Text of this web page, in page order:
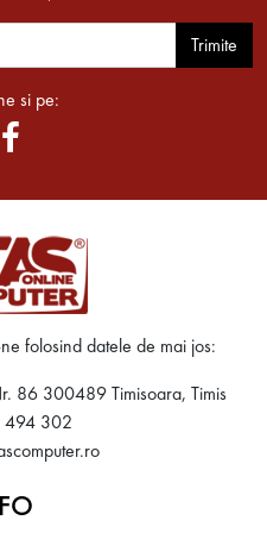
Trimite
si pe:
folosind datele de mai jos:
86 300489 Timisoara, Timis
302